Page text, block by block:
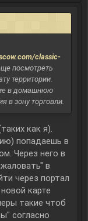
classic-
посмотреть
территории.
в домашнюю
в зону торговли.
как я).
попадаешь в
Через него в
в
через портал
карте
такие чтоб
согласно